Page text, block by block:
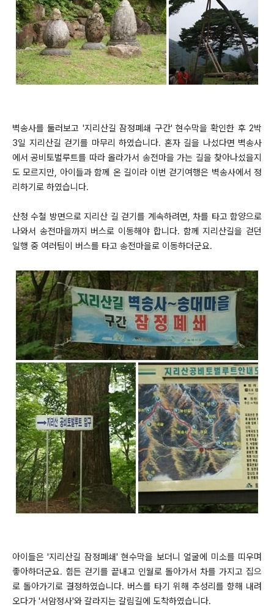
벽송사를 둘러보고 '지리산길 잠정폐쇄 구간' 현수막을 확인한 후 2박
3일 지리산길 걷기를 마무리 하였습니다. 혼자 길을 나섰다면 벽송사
에서 공비토벌루트를 따라 올라가서 송전마을 가는 길을 찾아나섰을지
도 모르지만, 아이들과 함께 온 길이라 이번 걷기여행은 벽송사에서 정
리하기로 하였습니다.
산청 수철 방면으로 지리산 길 걷기를 계속하려면, 차를 타고 함양으로
나와서 송전마을까지 버스로 이동해야 합니다. 함께 지리산길을 걷던
일행 중 여러팀이 버스를 타고 송전마을로 이동하더군요.
아이들은 '지리산길 잠정폐쇄' 현수막을 보더니 얼굴에 미소를 띠우며
좋아하더군요. 힘든 걷기를 끝내고 인월로 돌아가서 차를 가지고 집으
로 돌아가기로 결정하였습니다. 버스를 타기 위해 추성리를 향해 내려
오다가 '서암정사'와 갈라지는 갈림길에 도착하였습니다.